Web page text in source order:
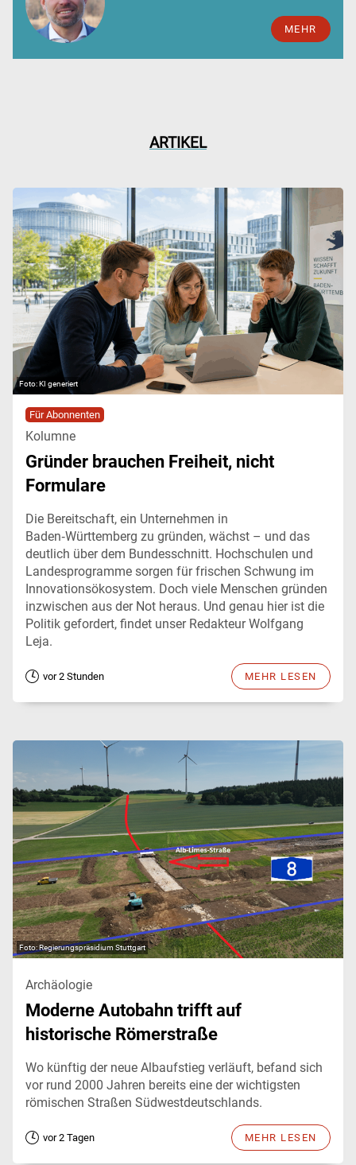
MEHR
ARTIKEL
KI generiert
Für Abonnenten
Kolumne
Gründer brauchen Freiheit, nicht
Formulare
Die Bereitschaft, ein Unternehmen in
Baden‑Württemberg zu gründen, wächst – und das
deutlich über dem Bundesschnitt. Hochschulen und
Landesprogramme sorgen für frischen Schwung im
Innovationsökosystem. Doch viele Menschen gründen
inzwischen aus der Not heraus. Und genau hier ist die
Politik gefordert, findet unser Redakteur Wolfgang
Leja.
vor 2 Stunden MEHR LESEN
Regierungspräsidium Stuttgart
Archäologie
Moderne Autobahn trifft auf
historische Römerstraße
Wo künftig der neue Albaufstieg verläuft, befand sich
vor rund 2000 Jahren bereits eine der wichtigsten
römischen Straßen Südwestdeutschlands.
vor 2 Tagen MEHR LESEN